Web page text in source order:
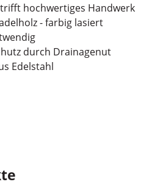
hochwertiges Handwerk
- farbig lasiert
durch Drainagenut
Edelstahl